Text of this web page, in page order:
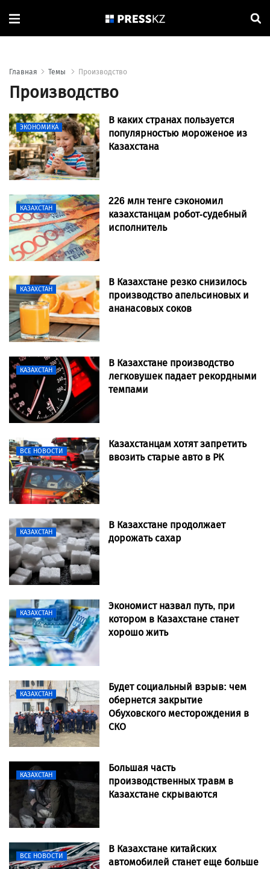
Главная Темы Производство
Производство
ЭКОНОМИКА
В каких странах пользуется
популярностью мороженое из
Казахстана
КАЗАХСТАН
226 млн тенге сэкономил
казахстанцам робот-судебный
исполнитель
КАЗАХСТАН
В Казахстане резко снизилось
производство апельсиновых и
ананасовых соков
КАЗАХСТАН
В Казахстане производство
легковушек падает рекордными
темпами
ВСЕ НОВОСТИ
Казахстанцам хотят запретить
ввозить старые авто в РК
КАЗАХСТАН
В Казахстане продолжает
дорожать сахар
КАЗАХСТАН
Экономист назвал путь, при
котором в Казахстане станет
хорошо жить
КАЗАХСТАН
Будет социальный взрыв: чем
обернется закрытие
Обуховского месторождения в
СКО
КАЗАХСТАН
Большая часть
производственных травм в
Казахстане скрываются
ВСЕ НОВОСТИ
В Казахстане китайских
автомобилей станет еще больше